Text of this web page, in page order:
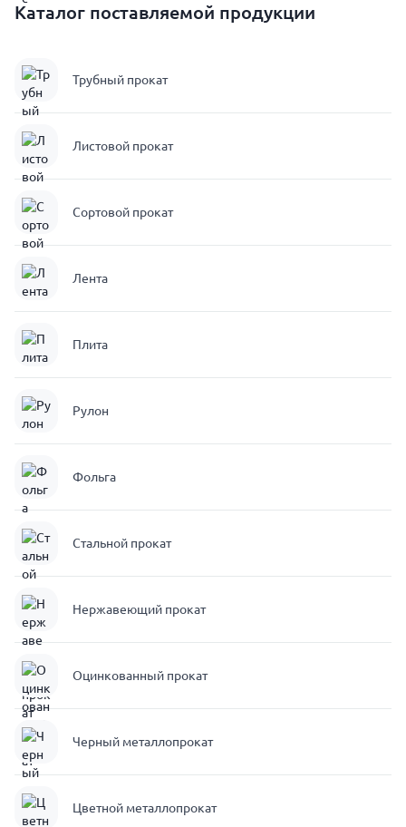
Каталог поставляемой продукции
Трубный прокат
Листовой прокат
Сортовой прокат
Лента
Плита
Рулон
Фольга
Стальной прокат
Нержавеющий прокат
Оцинкованный прокат
Черный металлопрокат
Цветной металлопрокат